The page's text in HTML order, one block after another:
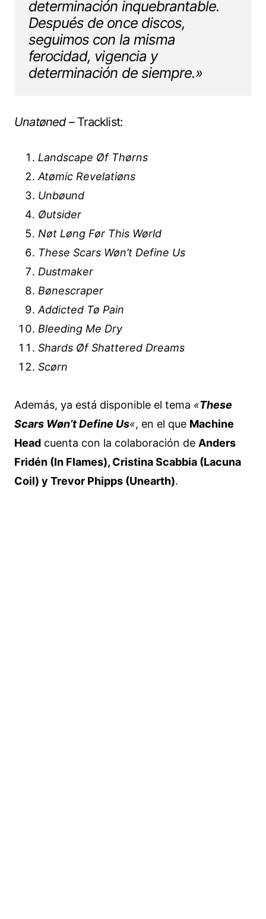
determinación inquebrantable.
Después de once discos,
seguimos con la misma
ferocidad, vigencia y
determinación de siempre.»
Unatøned– Tracklist:
Landscape Øf Thørns
Atømic Revelatiøns
Unbøund
Øutsider
Nøt Løng Før This Wørld
These Scars Wøn’t Define Us
Dustmaker
Bønescraper
Addicted Tø Pain
Bleeding Me Dry
Shards Øf Shattered Dreams
Scørn
Además, ya está disponible el tema «These
Scars Wøn’t Define Us«, en el que Machine
Head cuenta con la colaboración de Anders
Fridén (In Flames), Cristina Scabbia (Lacuna
Coil) y Trevor Phipps (Unearth).